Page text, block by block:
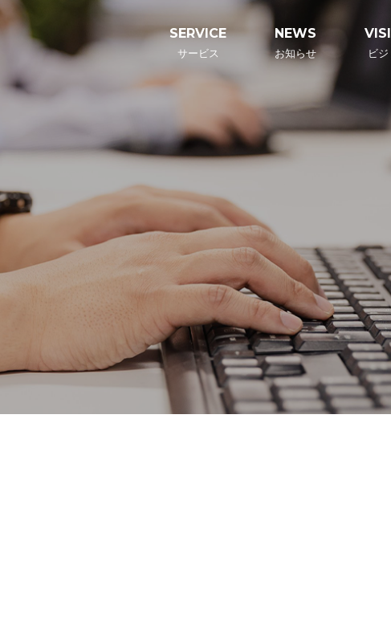
SERVICE
サービス
NEWS
お知らせ ビ